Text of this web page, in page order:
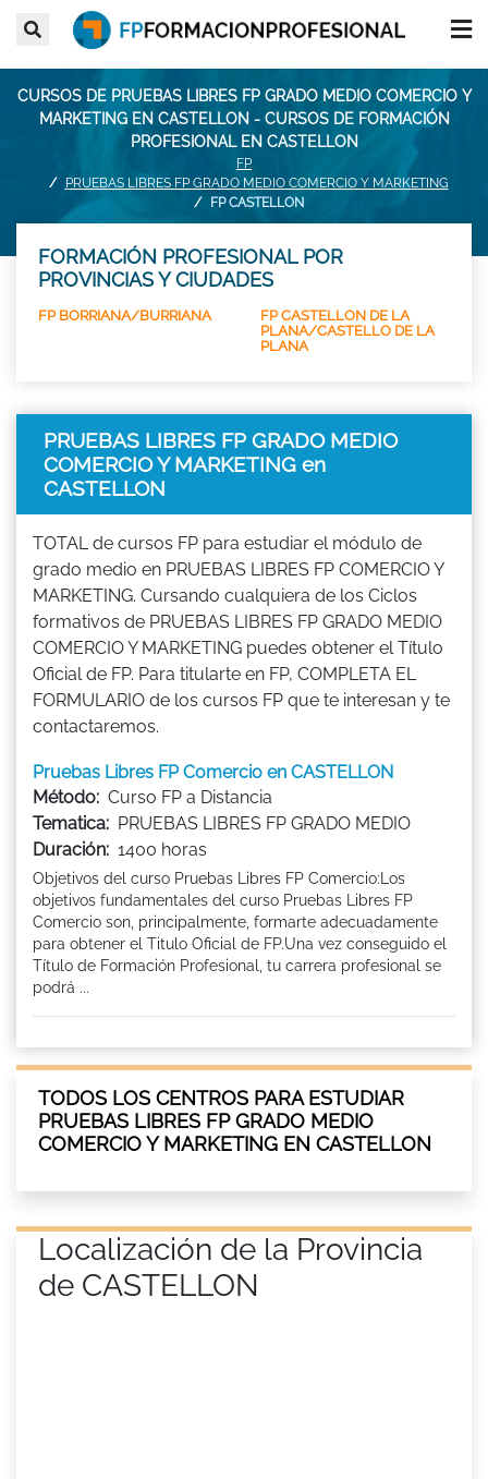
CURSOS DE PRUEBAS LIBRES FP GRADO MEDIO COMERCIO Y
MARKETING EN CASTELLON - CURSOS DE FORMACIÓN
PROFESIONAL EN CASTELLON
FP
PRUEBAS LIBRES FP GRADO MEDIO COMERCIO Y MARKETING
FP CASTELLON
FORMACIÓN PROFESIONAL POR
PROVINCIAS Y CIUDADES
FP BORRIANA/BURRIANA
FP CASTELLON DE LA
PLANA/CASTELLO DE LA
PLANA
PRUEBAS LIBRES FP GRADO MEDIO
COMERCIO Y MARKETING en
CASTELLON
TOTAL de cursos FP para estudiar el módulo de
grado medio en PRUEBAS LIBRES FP COMERCIO Y
MARKETING. Cursando cualquiera de los Ciclos
formativos de PRUEBAS LIBRES FP GRADO MEDIO
COMERCIO Y MARKETING puedes obtener el Título
Oficial de FP. Para titularte en FP, COMPLETA EL
FORMULARIO de los cursos FP que te interesan y te
contactaremos.
Pruebas Libres FP Comercio en CASTELLON
Método: Curso FP a Distancia
Tematica: PRUEBAS LIBRES FP GRADO MEDIO
Duración: 1400 horas
Objetivos del curso Pruebas Libres FP Comercio:Los
objetivos fundamentales del curso Pruebas Libres FP
Comercio son, principalmente, formarte adecuadamente
para obtener el Titulo Oficial de FP.Una vez conseguido el
Título de Formación Profesional, tu carrera profesional se
podrá ...
TODOS LOS CENTROS PARA ESTUDIAR
PRUEBAS LIBRES FP GRADO MEDIO
COMERCIO Y MARKETING EN CASTELLON
Localización de la Provincia
de CASTELLON